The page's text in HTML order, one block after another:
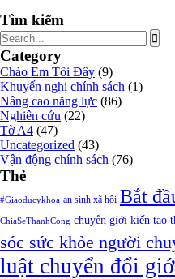
Tìm kiếm
Category
Chào Em Tôi Đây (9)
Khuyến nghị chính sách (1)
Nâng cao năng lực (86)
Nghiên cứu (22)
Tờ A4 (47)
Uncategorized (43)
Vận động chính sách (76)
Thẻ
#Giaoducykhoa an sinh xã hội Bắt
ChiaSeThanhCong chuyển giới kiến tạo
sóc sức khỏe người
luật chuyển đổi